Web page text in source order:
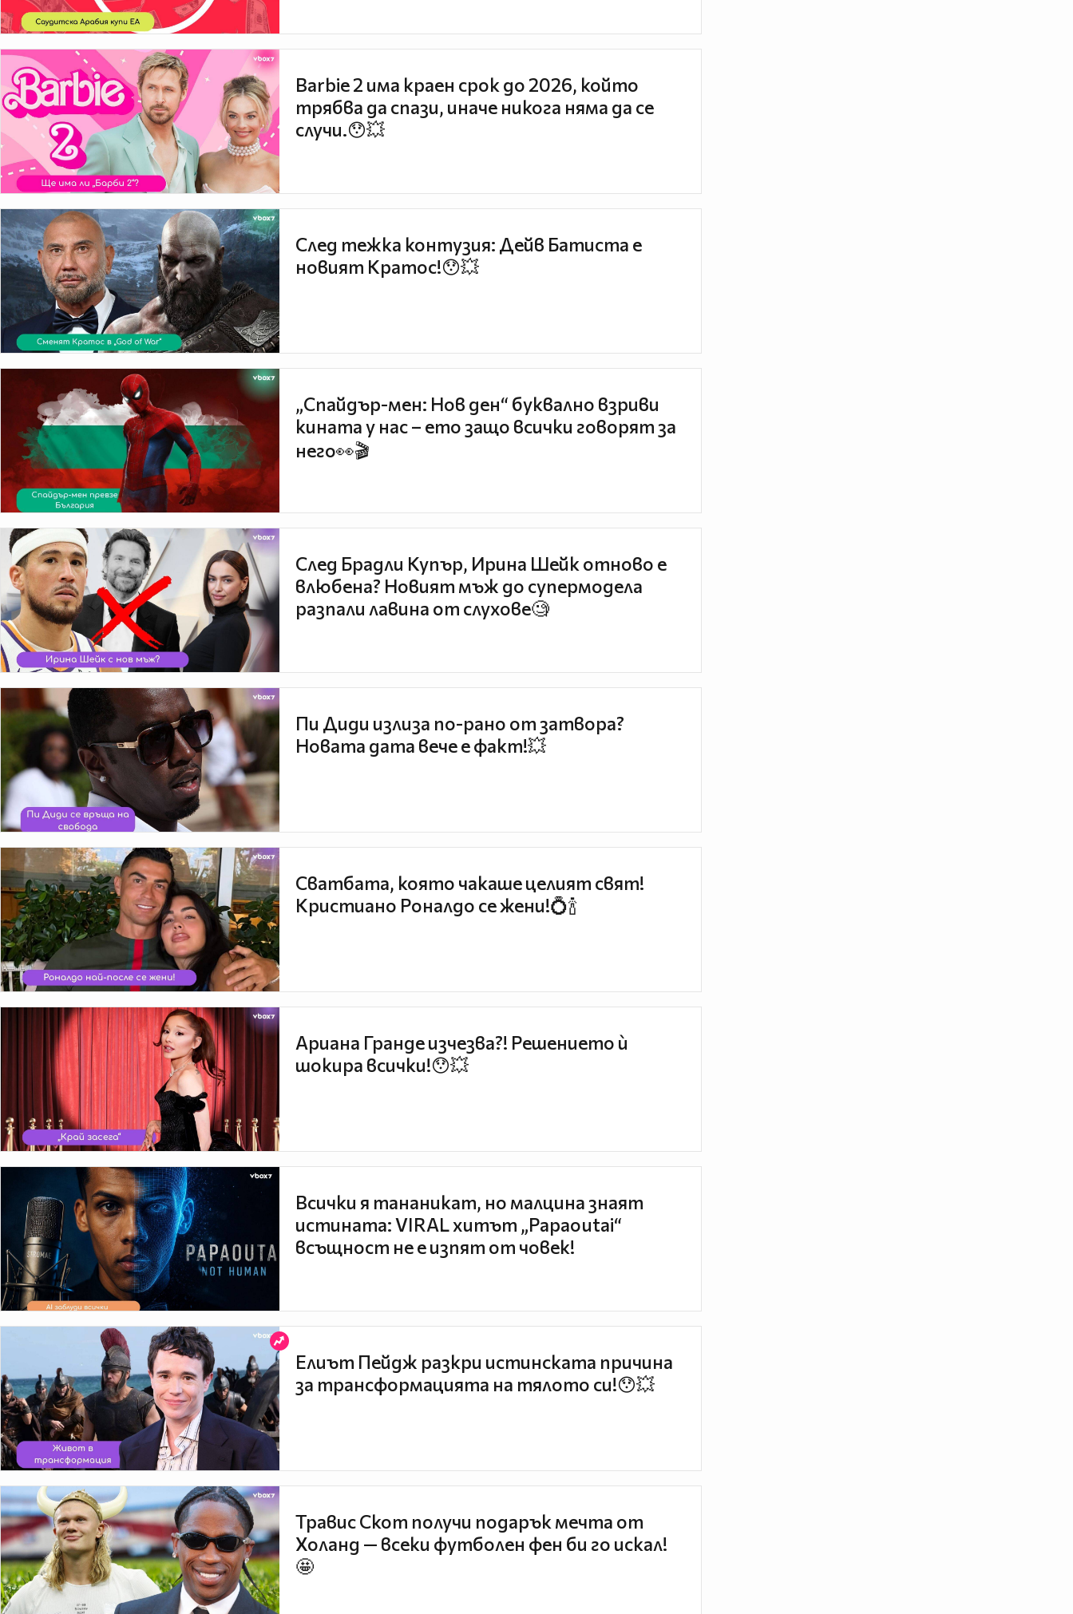
Barbie 2 има краен срок до 2026, който
трябва да спази, иначе никога няма да се
случи.😯💥
След тежка контузия: Дейв Батиста е
новият Кратос!😯💥
„Спайдър-мен: Нов ден“ буквално взриви
кината у нас – ето защо всички говорят за
него👀🎬
След Брадли Купър, Ирина Шейк отново е
влюбена? Новият мъж до супермодела
разпали лавина от слухове🧐
Пи Диди излиза по-рано от затвора?
Новата дата вече е факт!💥
Сватбата, която чакаше целият свят!
Кристиано Роналдо се жени!💍🍾
Ариана Гранде изчезва?! Решението ѝ
шокира всички!😯💥
Всички я тананикат, но малцина знаят
истината: VIRAL хитът „Papaoutai“
всъщност не е изпят от човек!
Елиът Пейдж разкри истинската причина
за трансформацията на тялото си!😯💥
Травис Скот получи подарък мечта от
Холанд — всеки футболен фен би го искал!
🤩